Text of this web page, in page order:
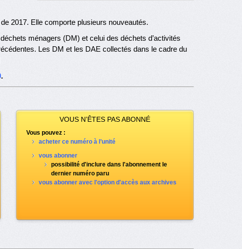
2017. Elle comporte plusieurs nouveautés.
ménagers (DM) et celui des déchets d’activités
Les DM et les DAE collectés dans le cadre du
.
VOUS N’ÊTES PAS ABONNÉ
Vous pouvez :
acheter ce numéro à l’unité
vous abonner
possibilité d'inclure dans l'abonnement le
dernier numéro paru
vous abonner avec l'option d'accès aux archives